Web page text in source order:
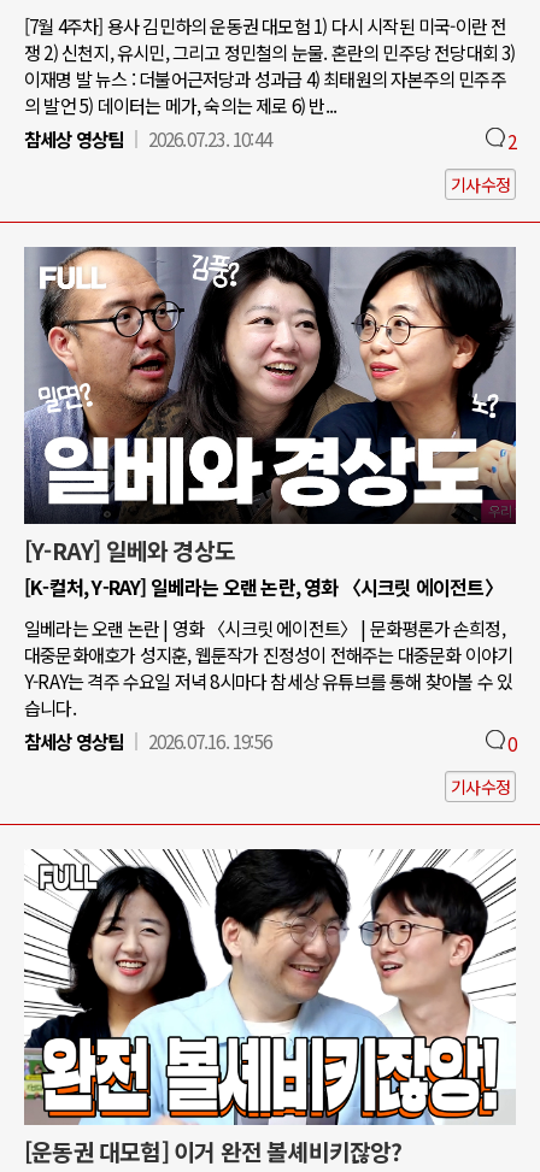
[7월 4주차] 용사 김민하의 운동권 대모험 1) 다시 시작된 미국-이란 전
쟁 2) 신천지, 유시민, 그리고 정민철의 눈물. 혼란의 민주당 전당대회 3)
이재명 발 뉴스 : 더불어근저당과 성과급 4) 최태원의 자본주의 민주주
의 발언 5) 데이터는 메가, 숙의는 제로 6) 반...
참세상 영상팀
2026.07.23. 10:44 2
기사수정
[Y-RAY] 일베와 경상도
[K-컬처, Y-RAY] 일베라는 오랜 논란, 영화 〈시크릿 에이전트〉
일베라는 오랜 논란 | 영화 〈시크릿 에이전트〉 | 문화평론가 손희정,
대중문화애호가 성지훈, 웹툰작가 진정성이 전해주는 대중문화 이야기
Y-RAY는 격주 수요일 저녁 8시마다 참세상 유튜브를 통해 찾아볼 수 있
습니다.
참세상 영상팀
2026.07.16. 19:56 0
기사수정
[운동권 대모험] 이거 완전 볼셰비키잖앙?